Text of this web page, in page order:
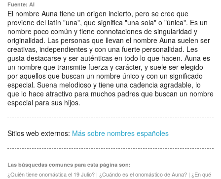
Fuente: AI
El nombre Auna tiene un origen incierto, pero se cree que
proviene del latín "una", que significa "una sola" o "única". Es un
nombre poco común y tiene connotaciones de singularidad y
originalidad. Las personas que llevan el nombre Auna suelen ser
creativas, independientes y con una fuerte personalidad. Les
gusta destacarse y ser auténticas en todo lo que hacen. Auna es
un nombre que transmite fuerza y carácter, y suele ser elegido
por aquellos que buscan un nombre único y con un significado
especial. Suena melodioso y tiene una cadencia agradable, lo
que lo hace atractivo para muchos padres que buscan un nombre
especial para sus hijos.
Sitios web externos: Más sobre nombres españoles
Las búsquedas comunes para esta página son:
¿Quién tiene onomástica el 19 Julio? | ¿Cuándo es el onomástico de Auna? | ¿En qué